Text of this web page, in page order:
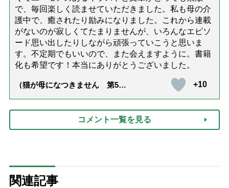
で、毎回楽しく読ませていただきました。私も母の介
護中で、癒されたり励みになりました。これから連載
がないのが寂しくてたまりませんが、いろんなエピソ
ード思い出したりしながら頑張っていこうと思いま
す。不定期でもいいので、また会えますように。書籍
化も希望です！本当にありがとうございました。
（猫が母になつきません 第500
+10
コメント一覧を見る
関連記事